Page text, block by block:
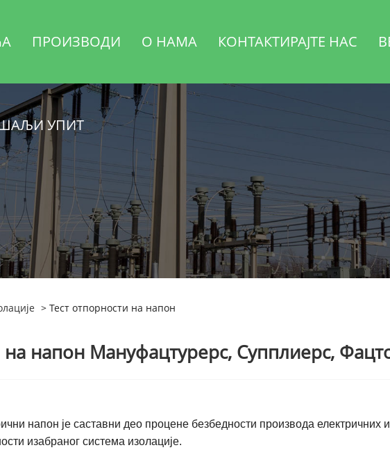
ПРОИЗВОДИ О НАМА КОНТАКТИРАЈТЕ НАС
УПИТ
> Тест отпорности на напон
на напон Мануфацтурерс, Супплиерс,
напон је саставни део процене безбедности производа
изабраног система изолације.